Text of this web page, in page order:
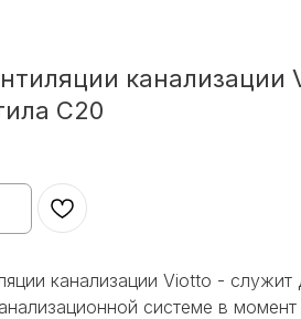
канализации
С20
канализации Viotto - служит
системе в